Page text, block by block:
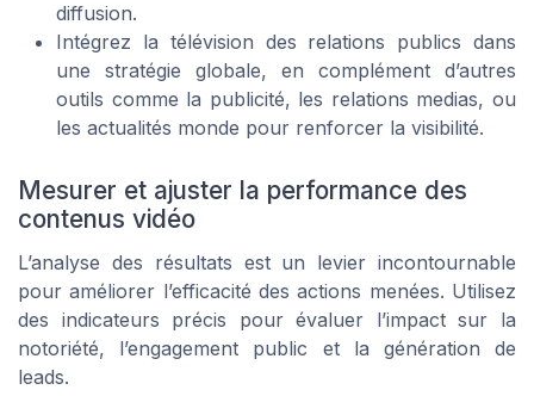
diffusion.
Intégrez la télévision des relations publics dans
une stratégie globale, en complément d’autres
outils comme la publicité, les relations medias, ou
les actualités monde pour renforcer la visibilité.
Mesurer et ajuster la performance des
contenus vidéo
L’analyse des résultats est un levier incontournable
pour améliorer l’efficacité des actions menées. Utilisez
des indicateurs précis pour évaluer l’impact sur la
notoriété, l’engagement public et la génération de
leads.